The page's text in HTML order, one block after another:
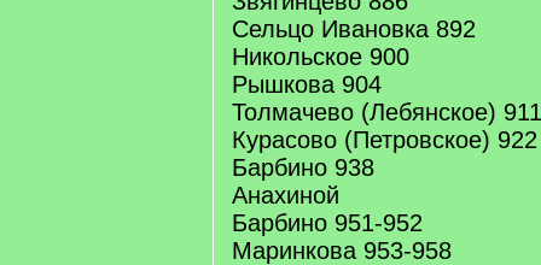
Сельцо Ивановка 892
Никольское 900
Рышкова 904
Толмачево (Лебянское) 911
Курасово (Петровское) 922
Барбино 938
Анахиной
Барбино 951-952
Маринкова 953-958